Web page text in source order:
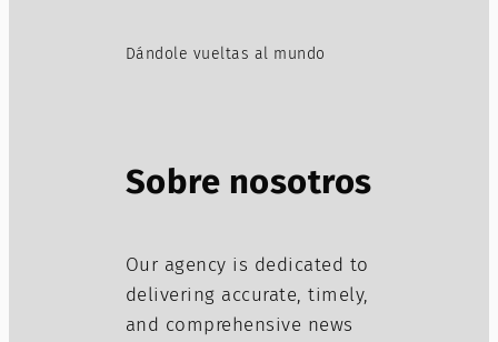
Dándole vueltas al mundo
Sobre nosotros
Our agency is dedicated to
delivering accurate, timely,
and comprehensive news